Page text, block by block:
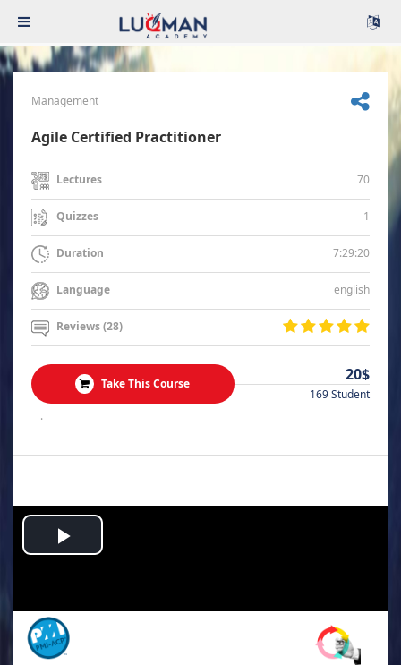
Management
Agile Certified Practitioner
Lectures 70
Quizzes 1
Duration 7:29:20
Language english
Reviews (28)
Take This Course 20$
169 Student
.
Play